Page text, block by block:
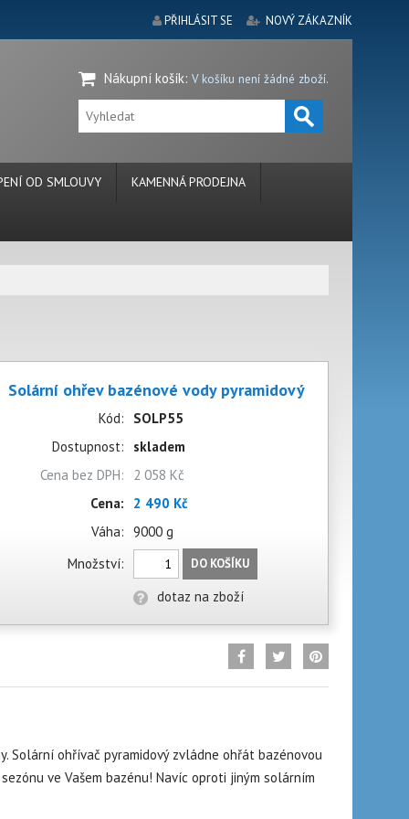
PŘIHLÁSIT SE NOVÝ ZÁKAZNÍK
Nákupní košík: V košíku není žádné zboží.
OD SMLOUVY KAMENNÁ PRODEJNA
Solární ohřev bazénové vody pyramidový
Kód:
SOLP55
Dostupnost:
skladem
Cena bez DPH:
2 058 Kč
Cena:
2 490 Kč
Váha: 9000 g
Množství:
DO KOŠÍKU
dotaz na zboží
Solární ohřívač pyramidový zvládne ohřát bazénovou
ve Vašem bazénu! Navíc oproti jiným solárním